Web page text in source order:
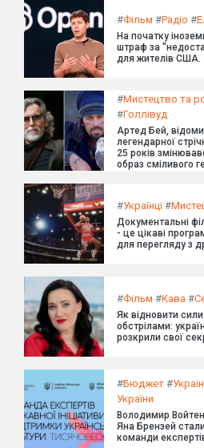
#Фільм #Радіо #
На початку
штраф за
для жителів США.
#Мистецтво та
#Голлівуд
Артед Бей,
легендарної
25 років
образ сміливого
#Українці #
Документальні
- це цікаві
для перегляду з
#Фільм #Кава #
Як відновити сили
обстрілами:
розкрили свої
#Бюджет #
України
Володимир
Яна Брензей
команди